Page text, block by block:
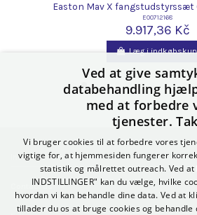
Easton Mav X fangstudstyrssæt
E00712168
9.917,36 Kč
Læg i
Informace
Contact us
Ved at give
databehandling
med at forbedre
tjenester.
Vi bruger cookies til at forbedre vores
vigtige for, at hjemmesiden fungerer
statistik og målrettet outreach. Ved at
INDSTILLINGER" kan du vælge, hvilke
hvordan vi kan behandle dine data. Ved at
tillader du os at bruge cookies og